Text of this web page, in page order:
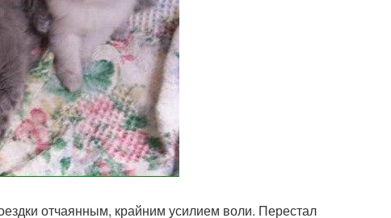
отчаянным, крайним усилием воли. Перестал